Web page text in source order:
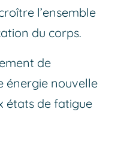
l’ensemble
du corps.
de
énergie nouvelle
états de fatigue